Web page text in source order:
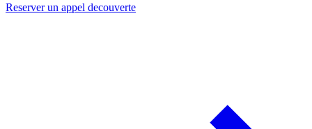
Reserver un appel decouverte